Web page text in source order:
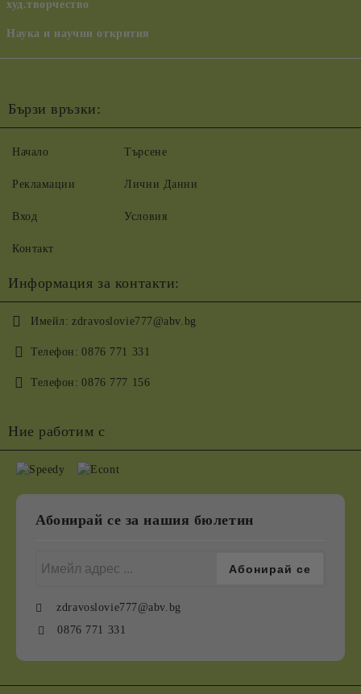
худ.творчество
Наука и научни открития
Бързи връзки:
Начало
Рекламации
Вход
Контакт
Търсене
Лични Данни
Условия
Информация за контакти:
Имейл: zdravoslovie777@abv.bg
Телефон: 0876 771 331
Телефон: 0876 777 156
Ние работим с
Абонирай се за нашия бюлетин
zdravoslovie777@abv.bg
0876 771 331